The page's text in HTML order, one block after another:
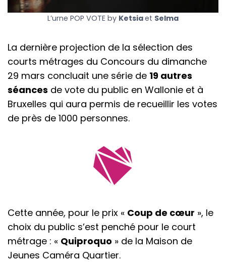
L’urne POP VOTE by Ketsiaet Selma
La dernière projection de la sélection des
courts métrages du Concours du dimanche
29 mars concluait une série de 19 autres
séances de vote du public en Wallonie et à
Bruxelles qui aura permis de recueillir les votes
de près de 1000 personnes.
Cette année, pour le prix « Coup de cœur », le
choix du public s’est penché pour le court
métrage : « Quiproquo » de la Maison de
Jeunes Caméra Quartier.